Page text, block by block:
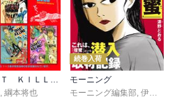
ＧＩＡＮＴ ＫＩＬＬＩＮＧ 超合本版
, 綱本将也
続巻入荷
モーニング
モーニング編集部, 伊咲智太